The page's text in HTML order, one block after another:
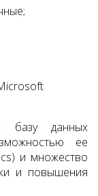
базу данных
ее
и множество
и повышения